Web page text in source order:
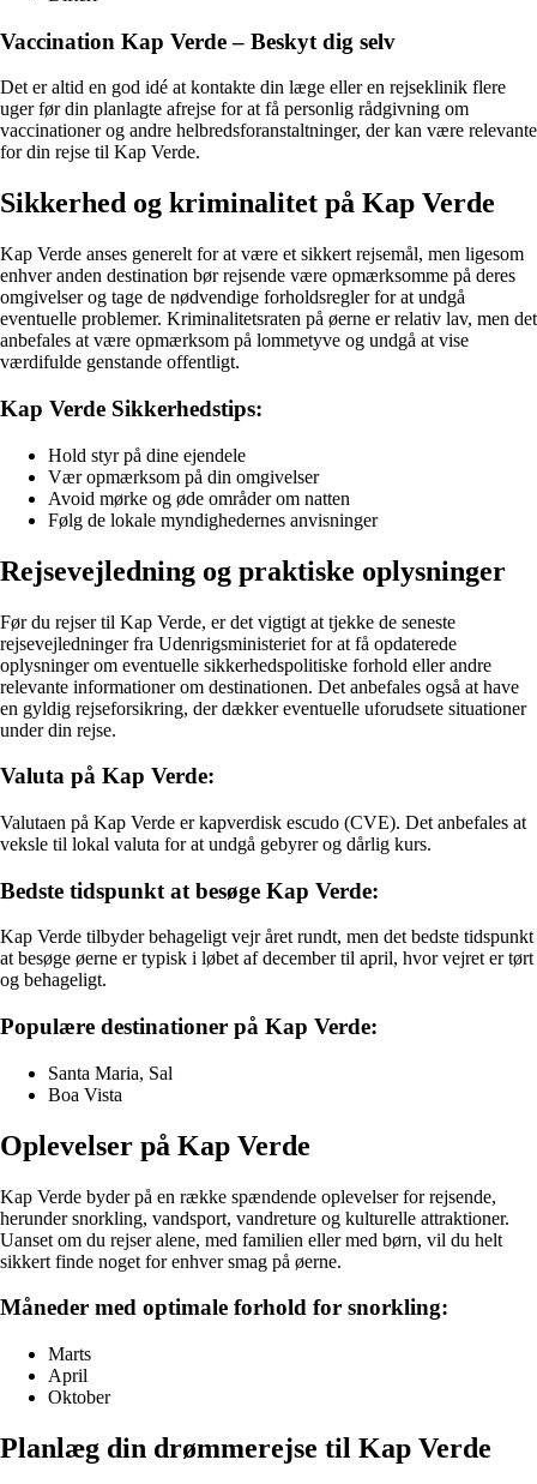
Vaccination Kap Verde – Beskyt dig selv
Det er altid en god idé at kontakte din læge eller en rejseklinik flere
uger før din planlagte afrejse for at få personlig rådgivning om
vaccinationer og andre helbredsforanstaltninger, der kan være relevante
for din rejse til Kap Verde.
Sikkerhed og kriminalitet på Kap Verde
Kap Verde anses generelt for at være et sikkert rejsemål, men ligesom
enhver anden destination bør rejsende være opmærksomme på deres
omgivelser og tage de nødvendige forholdsregler for at undgå
eventuelle problemer. Kriminalitetsraten på øerne er relativ lav, men det
anbefales at være opmærksom på lommetyve og undgå at vise
værdifulde genstande offentligt.
Kap Verde Sikkerhedstips:
Hold styr på dine ejendele
Vær opmærksom på din omgivelser
Avoid mørke og øde områder om natten
Følg de lokale myndighedernes anvisninger
Rejsevejledning og praktiske oplysninger
Før du rejser til Kap Verde, er det vigtigt at tjekke de seneste
rejsevejledninger fra Udenrigsministeriet for at få opdaterede
oplysninger om eventuelle sikkerhedspolitiske forhold eller andre
relevante informationer om destinationen. Det anbefales også at have
en gyldig rejseforsikring, der dækker eventuelle uforudsete situationer
under din rejse.
Valuta på Kap Verde:
Valutaen på Kap Verde er kapverdisk escudo (CVE). Det anbefales at
veksle til lokal valuta for at undgå gebyrer og dårlig kurs.
Bedste tidspunkt at besøge Kap Verde:
Kap Verde tilbyder behageligt vejr året rundt, men det bedste tidspunkt
at besøge øerne er typisk i løbet af december til april, hvor vejret er tørt
og behageligt.
Populære destinationer på Kap Verde:
Santa Maria, Sal
Boa Vista
Oplevelser på Kap Verde
Kap Verde byder på en række spændende oplevelser for rejsende,
herunder snorkling, vandsport, vandreture og kulturelle attraktioner.
Uanset om du rejser alene, med familien eller med børn, vil du helt
sikkert finde noget for enhver smag på øerne.
Måneder med optimale forhold for snorkling:
Marts
April
Oktober
Planlæg din drømmerejse til Kap Verde